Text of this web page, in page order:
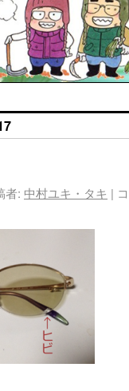
者: 中村ユキ・タキ |